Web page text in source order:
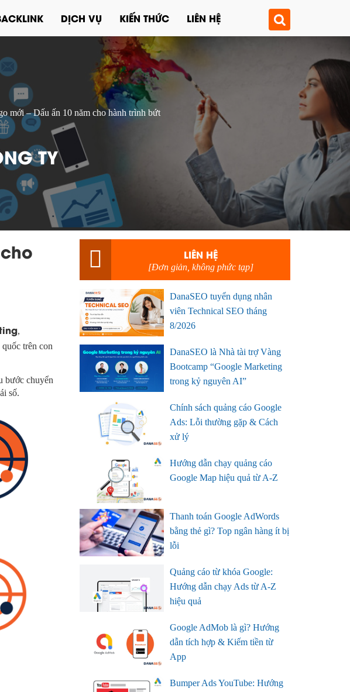
DỊCH VỤ KIẾN THỨC LIÊN HỆ
mới – Dấu ấn 10 năm cho hành trình bứt
TY
,
trên con
bước chuyển
số.
LIÊN HỆ
[Đơn giản, không phức tạp]
DanaSEO tuyển dụng nhân
viên Technical SEO tháng
8/2026
DanaSEO là Nhà tài trợ Vàng
Bootcamp “Google Marketing
trong kỷ nguyên AI”
Chính sách quảng cáo Google
Ads: Lỗi thường gặp & Cách
xử lý
Hướng dẫn chạy quảng cáo
Google Map hiệu quả từ A-Z
Thanh toán Google AdWords
bằng thẻ gì? Top ngân hàng ít bị
lỗi
Quảng cáo từ khóa Google:
Hướng dẫn chạy Ads từ A-Z
hiệu quả
Google AdMob là gì? Hướng
dẫn tích hợp & Kiếm tiền từ
App
Bumper Ads YouTube: Hướng